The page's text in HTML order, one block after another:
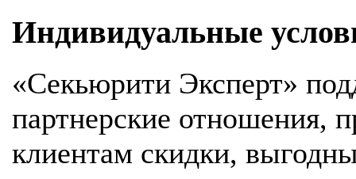
Индивидуальные
«Секьюрити Эксперт»
партнерские отношения,
клиентам скидки,